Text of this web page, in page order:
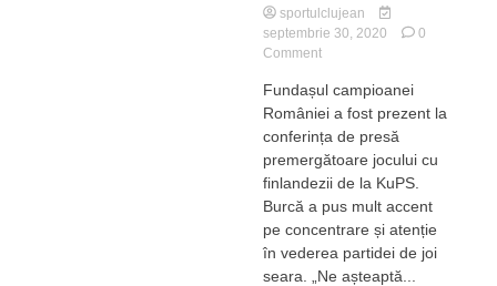
sportulclujean
septembrie 30, 2020
0
Commenton
Burcă
(fundaș
CFR
Cluj):
„Anul
trecut
am
ridicat
ștacheta
și
Fundașul campioanei
României a fost prezent la
conferința de presă
premergătoare jocului cu
finlandezii de la KuPS.
Burcă a pus mult accent
pe concentrare și atenție
în vederea partidei de joi
seara. „Ne așteaptă...